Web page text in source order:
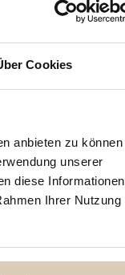
Cookies
anbieten zu können
unserer
diese Informationen
Ihrer Nutzung